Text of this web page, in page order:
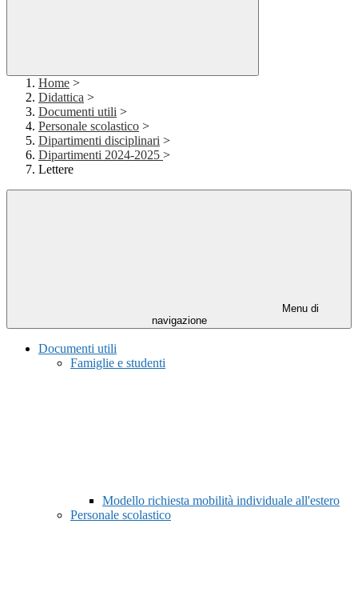
Home >
Didattica >
Documenti utili >
Personale scolastico >
Dipartimenti disciplinari >
Dipartimenti 2024-2025 >
Lettere
Menu di
navigazione
Documenti utili
Famiglie e studenti
Modello richiesta mobilità individuale all'estero
Personale scolastico